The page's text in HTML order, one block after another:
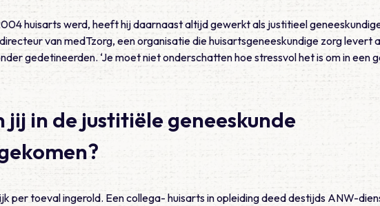
huisarts werd, heeft hij daarnaast altijd gewerkt als justitieel
van medTzorg, een organisatie die huisartsgeneeskundige zorg levert
gedetineerden. ‘Je moet niet onderschatten hoe stressvol het is om in een
jij in de justitiële geneeskunde
per toeval ingerold. Een collega- huisarts in opleiding deed destijds ANW-